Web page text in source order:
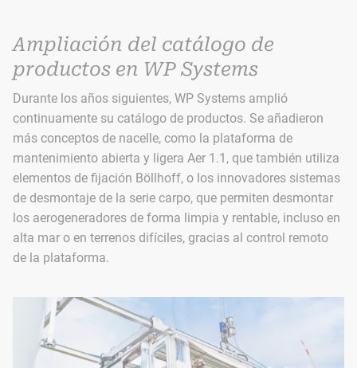
Ampliación del catálogo de
productos en WP Systems
Durante los años siguientes, WP Systems amplió
continuamente su catálogo de productos. Se añadieron
más conceptos de nacelle, como la plataforma de
mantenimiento abierta y ligera Aer 1.1, que también utiliza
elementos de fijación Böllhoff, o los innovadores sistemas
de desmontaje de la serie carpo, que permiten desmontar
los aerogeneradores de forma limpia y rentable, incluso en
alta mar o en terrenos difíciles, gracias al control remoto
de la plataforma.